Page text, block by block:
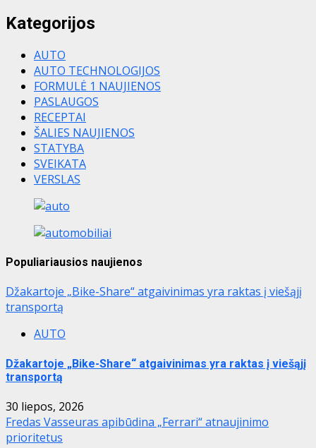
Kategorijos
AUTO
AUTO TECHNOLOGIJOS
FORMULĖ 1 NAUJIENOS
PASLAUGOS
RECEPTAI
ŠALIES NAUJIENOS
STATYBA
SVEIKATA
VERSLAS
Populiariausios naujienos
Džakartoje „Bike-Share“ atgaivinimas yra raktas į viešąjį
transportą
AUTO
Džakartoje „Bike-Share“ atgaivinimas yra raktas į viešąjį
transportą
30 liepos, 2026
Fredas Vasseuras apibūdina „Ferrari“ atnaujinimo
prioritetus